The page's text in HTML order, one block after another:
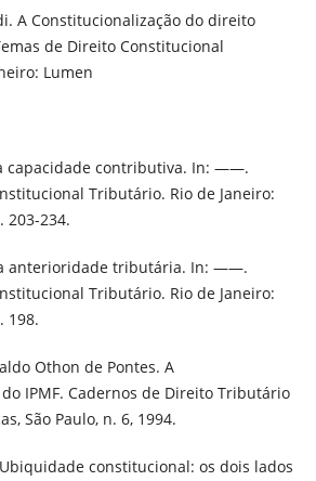
A Constitucionalização do direito
de Direito Constitucional
Lumen
capacidade contributiva. In: ——.
Tributário. Rio de Janeiro:
203-234.
da anterioridade tributária. In: ——.
Tributário. Rio de Janeiro:
198.
Othon de Pontes. A
IPMF. Cadernos de Direito Tributário
São Paulo, n. 6, 1994.
Ubiquidade constitucional: os dois lados